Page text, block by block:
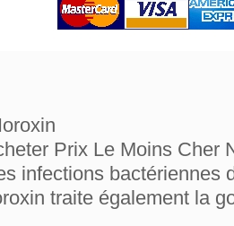
Prix Le Moins Cher
infections bactériennes
traite également la